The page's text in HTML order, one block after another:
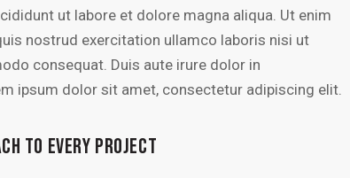
ut labore et dolore magna aliqua. Ut enim
nostrud exercitation ullamco laboris nisi ut
consequat. Duis aute irure dolor in
ipsum dolor sit amet, consectetur adipiscing elit.
TO EVERY PROJECT